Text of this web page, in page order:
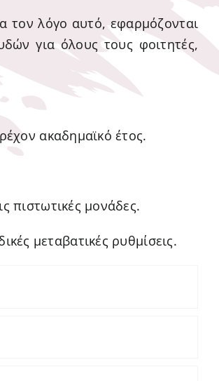
τον λόγο αυτό, εφαρμόζονται
για όλους τους φοιτητές,
ακαδημαϊκό έτος.
πιστωτικές μονάδες.
μεταβατικές ρυθμίσεις.